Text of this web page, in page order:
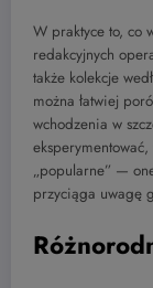
W praktyce to, co
redakcyjnych
także kolekcje
można łatwiej
wchodzenia w
„popularne” —
przyciąga uwagę